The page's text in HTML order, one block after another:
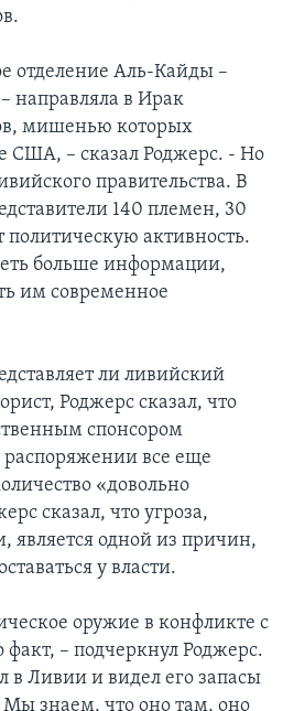
отделение Аль-Кайды –
направляла в Ирак
мишенью которых
США, – сказал Роджерс. - Но
правительства. В
140 племен, 30
активность.
больше информации,
им современное
ли ливийский
Роджерс сказал, что
спонсором
распоряжении все еще
«довольно
сказал, что угроза,
является одной из причин,
у власти.
оружие в конфликте с
факт, – подчеркнул Роджерс.
в Ливии и видел его запасы
знаем, что оно там, оно